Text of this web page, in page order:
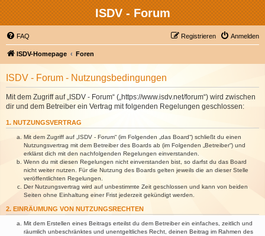
ISDV - Forum
FAQ Anmelden
Registrieren
ISDV-Homepage Foren
ISDV - Forum - Nutzungsbedingungen
Mit dem Zugriff auf „ISDV - Forum“ („https://www.isdv.net/forum“) wird zwischen
dir und dem Betreiber ein Vertrag mit folgenden Regelungen geschlossen:
1. NUTZUNGSVERTRAG
Mit dem Zugriff auf „ISDV - Forum“ (im Folgenden „das Board“) schließt du einen
Nutzungsvertrag mit dem Betreiber des Boards ab (im Folgenden „Betreiber“) und
erklärst dich mit den nachfolgenden Regelungen einverstanden.
Wenn du mit diesen Regelungen nicht einverstanden bist, so darfst du das Board
nicht weiter nutzen. Für die Nutzung des Boards gelten jeweils die an dieser Stelle
veröffentlichten Regelungen.
Der Nutzungsvertrag wird auf unbestimmte Zeit geschlossen und kann von beiden
Seiten ohne Einhaltung einer Frist jederzeit gekündigt werden.
2. EINRÄUMUNG VON NUTZUNGSRECHTEN
Mit dem Erstellen eines Beitrags erteilst du dem Betreiber ein einfaches, zeitlich und
räumlich unbeschränktes und unentgeltliches Recht, deinen Beitrag im Rahmen des